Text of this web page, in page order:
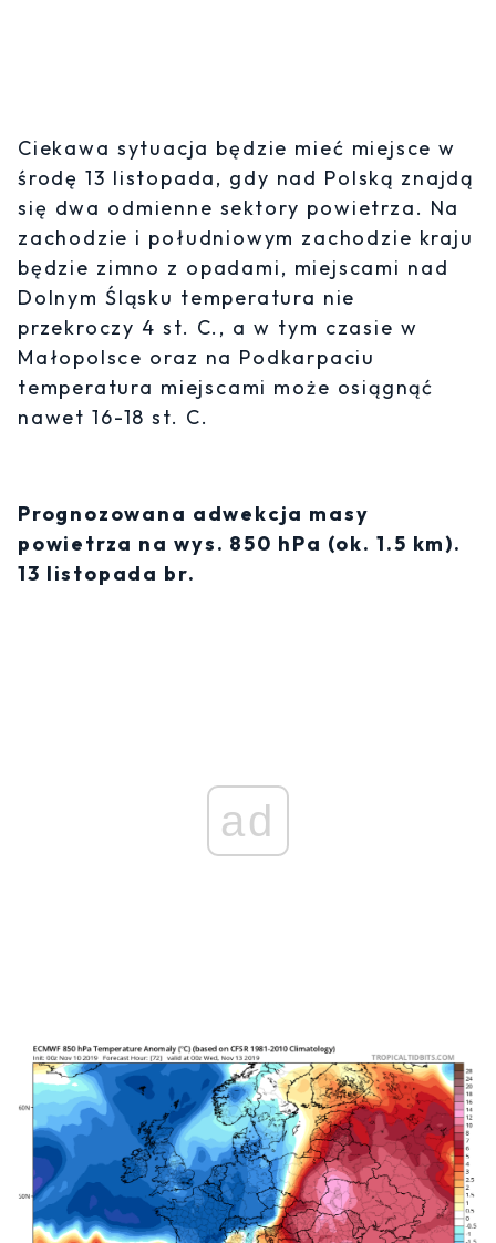
Ciekawa sytuacja będzie mieć miejsce w
środę 13 listopada, gdy nad Polską znajdą
się dwa odmienne sektory powietrza. Na
zachodzie i południowym zachodzie kraju
będzie zimno z opadami, miejscami nad
Dolnym Śląsku temperatura nie
przekroczy 4 st. C., a w tym czasie w
Małopolsce oraz na Podkarpaciu
temperatura miejscami może osiągnąć
nawet 16-18 st. C.
Prognozowana adwekcja masy
powietrza na wys. 850 hPa (ok. 1.5 km).
13 listopada br.
ad